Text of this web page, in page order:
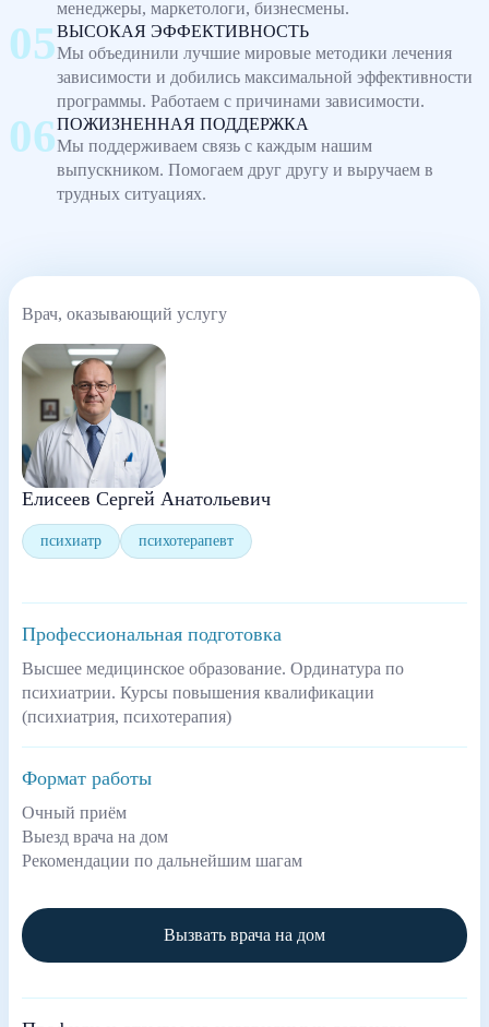
менеджеры, маркетологи, бизнесмены.
ВЫСОКАЯ ЭФФЕКТИВНОСТЬ
Мы объединили лучшие мировые методики лечения
зависимости и добились максимальной эффективности
программы. Работаем с причинами зависимости.
ПОЖИЗНЕННАЯ ПОДДЕРЖКА
Мы поддерживаем связь с каждым нашим
выпускником. Помогаем друг другу и выручаем в
трудных ситуациях.
Врач, оказывающий услугу
Елисеев Сергей Анатольевич
психиатр психотерапевт
Профессиональная подготовка
Высшее медицинское образование. Ординатура по
психиатрии. Курсы повышения квалификации
(психиатрия, психотерапия)
Формат работы
Очный приём
Выезд врача на дом
Рекомендации по дальнейшим шагам
Вызвать врача на дом